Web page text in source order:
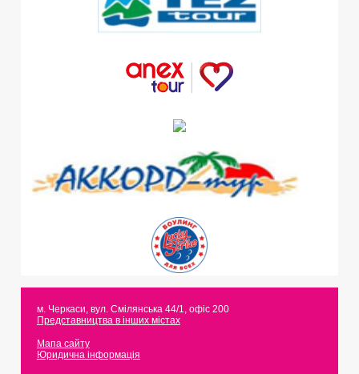
м. Черкаси вул. Смілянська 44/1, офіс 200
Представництва в інших містах
Мапа сайту
Юридична інформація